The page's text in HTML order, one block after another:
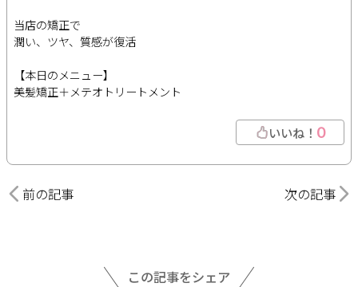
当店の矯正で
潤い、ツヤ、質感が復活
【本日のメニュー】
美髪矯正＋メテオトリートメント
いいね！ 0
前の記事 次の記事
この記事をシェア